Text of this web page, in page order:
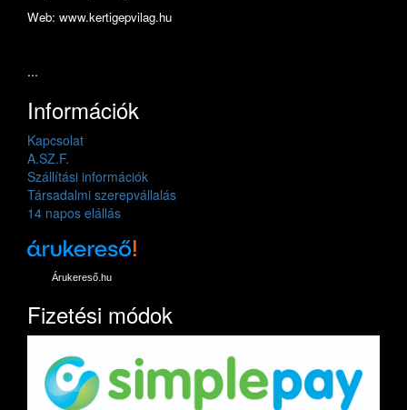
Web: www.kertigepvilag.hu
...
Információk
Kapcsolat
A.SZ.F.
Szállítási információk
Társadalmi szerepvállalás
14 napos elállás
Árukereső.hu
Fizetési módok